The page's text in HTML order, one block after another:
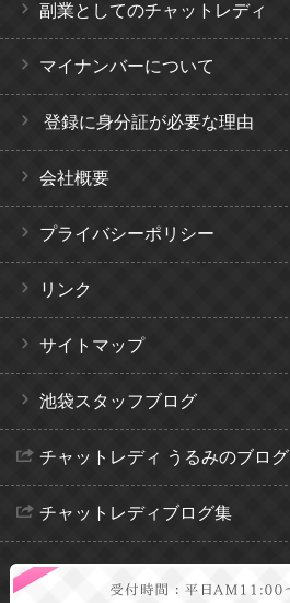
副業としてのチャットレディ
マイナンバーについて
登録に身分証が必要な理由
会社概要
プライバシーポリシー
リンク
サイトマップ
池袋スタッフブログ
チャットレディ うるみのブログ
チャットレディブログ集